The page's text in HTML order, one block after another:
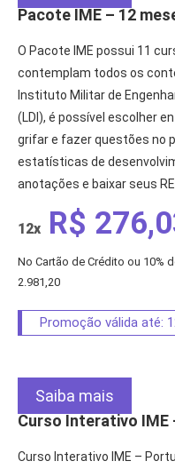
Pacote IME – 12
O Pacote IME possui 11
contemplam todos os
Instituto Militar de
(LDI), é possível escolher
grifar e fazer questões no
estatísticas de
anotações e baixar seus
12x R$
No Cartão de Crédito ou 10%
2.981,20
Promoção válida até:
Saiba mais
Curso Interativo IME
Curso Interativo IME –